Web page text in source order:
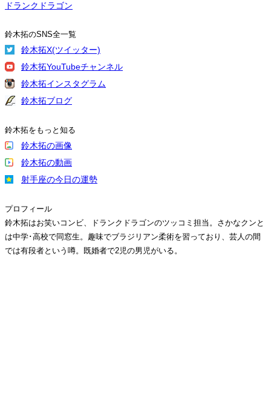
ドランクドラゴン
鈴木拓のSNS全一覧
鈴木拓X(ツイッター)
鈴木拓YouTubeチャンネル
鈴木拓インスタグラム
鈴木拓ブログ
鈴木拓をもっと知る
鈴木拓の画像
鈴木拓の動画
射手座の今日の運勢
プロフィール
鈴木拓はお笑いコンビ、ドランクドラゴンのツッコミ担当。さかなクンと
は中学･高校で同窓生。趣味でブラジリアン柔術を習っており、芸人の間
では有段者という噂。既婚者で2児の男児がいる。